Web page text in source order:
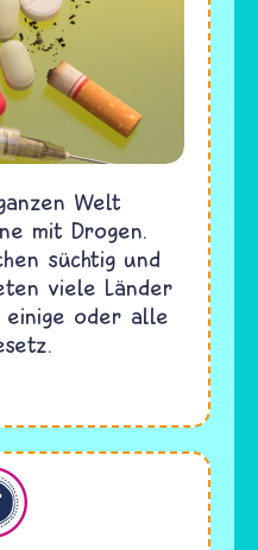
Welt
mit Drogen.
süchtig und
viele Länder
einige oder alle